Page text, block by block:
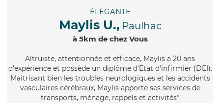
ÉLÉGANTE
Maylis U., Paulhac
à 5km de chez Vous
Altruiste, attentionnée et efficace, Maylis a 20 ans
d'expérience et possède un diplôme d'Etat d'infirmier (DEI).
Maitrisant bien les troubles neurologiques et les accidents
vasculaires cérébraux, Maylis apporte ses services de
transports, ménage, rappels et activités*